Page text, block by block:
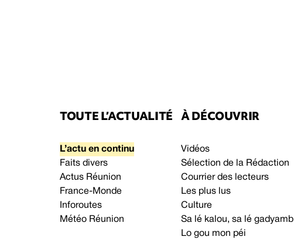
TOUTE L’ACTUALITÉ
L’actu en continu
Faits divers
Actus Réunion
France-Monde
Inforoutes
Météo Réunion
À DÉCOUVRIR
Vidéos
Sélection de la Rédaction
Courrier des lecteurs
Les plus lus
Culture
Sa lé kalou, sa lé gadyamb
Lo gou mon péi